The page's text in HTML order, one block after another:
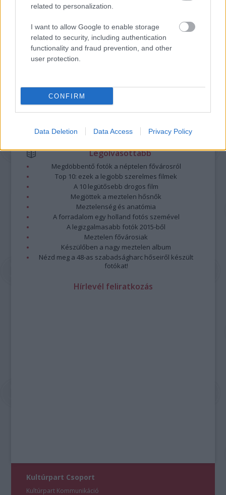
related to personalization.
I want to allow Google to enable storage
related to security, including authentication
functionality and fraud prevention, and other
user protection.
CONFIRM
Data Deletion Data Access Privacy Policy
vonatkozó jogszabályok
értelmében felhasználói tartalomnak
szolgáltatás technikaiüzemeltetője semmilyen felelősséget
nem vállal, azokat nem ellenőrzi. Kifogás esetén forduljon a blog szerkesztőjéhez.
Részletek a
Legolvasottabb
Megdöbbentő fotók a néptelen fővárosról
Top 10: ezek a legjobb szerelmes filmek
A 10 legütősebb drogos film
Megjöttek a meztelen hősnők
Meztelenség és anatómia
A forradalom egy holland fotós szemével
A legizgalmasabb fotók 2015-ből
Meztelen fővárosiak
Készülőben a nagy meztelen album
Nézd meg a 48-as szabadságharc hőseiről készült
fotókat!
Hírlevél feliratkozás
Kultúrpart Csoport
Kultúrpart Kommunikáció